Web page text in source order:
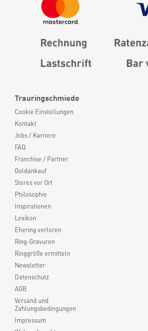
Trauringschmiede
Cookie Einstellungen
Kontakt
Jobs / Karriere
FAQ
Franchise / Partner
Goldankauf
Stores vor Ort
Philosophie
Inspirationen
Lexikon
Ehering verloren
Ring-Gravuren
Ringgröße ermitteln
Newsletter
Datenschutz
AGB
Versand und
Zahlungsbedingungen
Impressum